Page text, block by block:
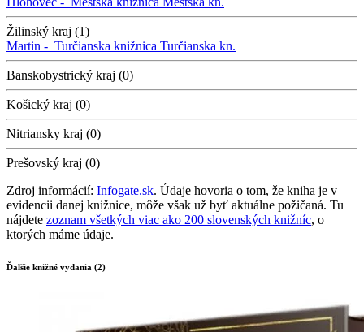
Žilinský kraj (1)
Martin - Turčianska knižnica Turčianska kn.
Banskobystrický kraj (0)
Košický kraj (0)
Nitriansky kraj (0)
Prešovský kraj (0)
Zdroj informácií: Infogate.sk. Údaje hovoria o tom, že kniha je v
evidencii danej knižnice, môže však už byť aktuálne požičaná. Tu
nájdete zoznam všetkých viac ako 200 slovenských knižníc, o
ktorých máme údaje.
Ďalšie knižné vydania (2)